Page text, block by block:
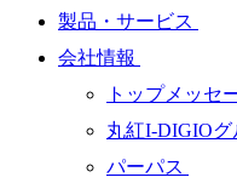
製品・サービス
会社情報
トップメッセ
丸紅I-DIGIO
パーパス